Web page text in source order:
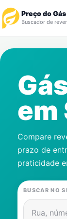
Preço do Gás
Buscador de
Revendedor
Notícias
Gás
Contatos
em
Compare
prazo de
praticidade
BUSCAR NO
Rua,